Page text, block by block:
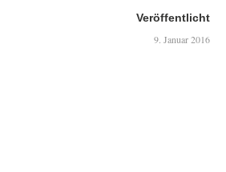
Veröffentlicht
9. Januar 2016